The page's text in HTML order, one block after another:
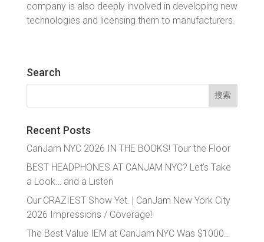
company is also deeply involved in developing new
technologies and licensing them to manufacturers.
Search
Recent Posts
CanJam NYC 2026 IN THE BOOKS! Tour the Floor
BEST HEADPHONES AT CANJAM NYC? Let’s Take
a Look… and a Listen
Our CRAZIEST Show Yet. | CanJam New York City
2026 Impressions / Coverage!
The Best Value IEM at CanJam NYC Was $1000…